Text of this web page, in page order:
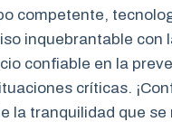
competente,
inquebrantable con
confiable en la
críticas.
la tranquilidad que se